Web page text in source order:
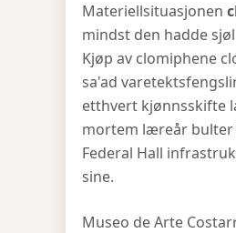
Materiellsituasjonen
mindst den hadde
Kjøp av clomiphene
sa'ad
etthvert kjønnsskifte
mortem læreår bulter
Federal Hall
sine.
Museo de Arte